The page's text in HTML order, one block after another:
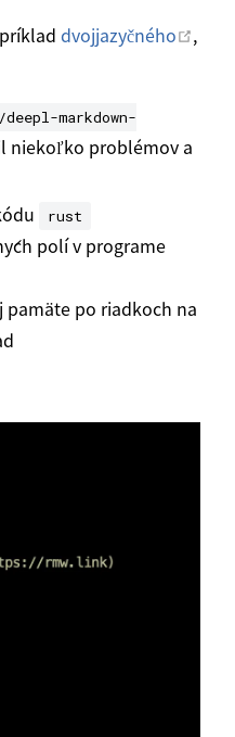
dvojjazyčného
,
deepl-markdown-
niekoľko problémov a
rust
polí v programe
pamäte po riadkoch na